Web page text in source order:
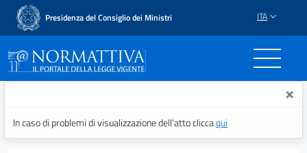
Presidenza del Consiglio dei Ministri ITA
Normattiva - Il portale ×
In caso di problemi di visualizzazione dell’atto cliccaqui